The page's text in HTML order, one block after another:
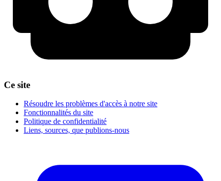
Ce site
Résoudre les problèmes d'accès à notre site
Fonctionnalités du site
Politique de confidentialité
Liens, sources, que publions-nous